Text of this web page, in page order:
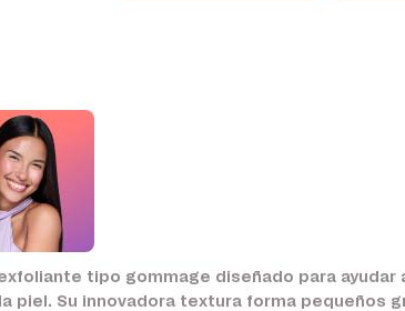
tipo gommage diseñado para ayudar
piel. Su innovadora textura forma pequeños